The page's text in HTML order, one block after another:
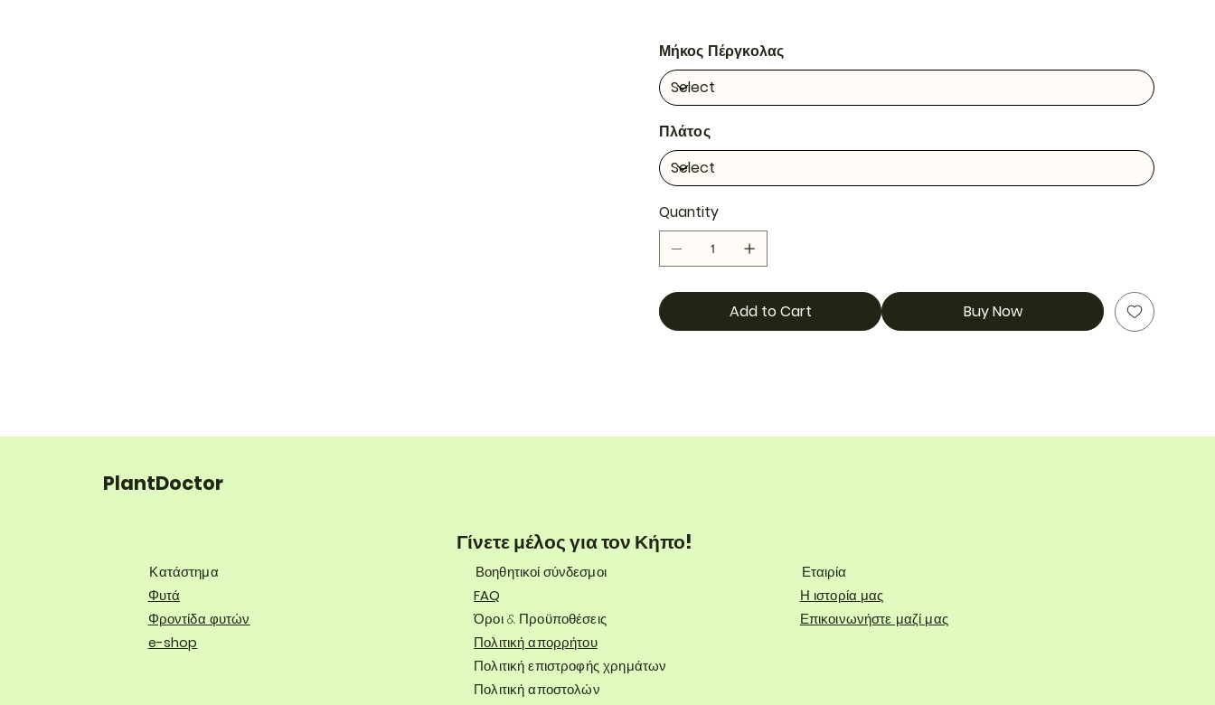
Μήκος Πέργκολας
Πλάτος
Quantity
Add to Cart Buy Now
PlantDoctor
Γίνετε μέλος για τον Κήπο!
Κατάστημα
Φυτά
Φροντίδα φυτών
e-shop
Βοηθητικοί σύνδεσμοι
FAQ
Όροι & Προϋποθέσεις
Πολιτική απορρήτου
Πολιτική επιστροφής χρημάτων
Πολιτική αποστολών
Εταιρία
Η ιστορία μας
Επικοινωνήστε μαζί μας